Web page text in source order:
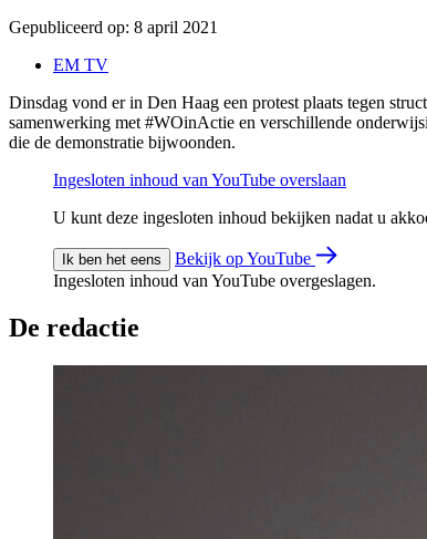
Gepubliceerd op: 8 april 2021
EM TV
Dinsdag vond er in Den Haag een protest plaats tegen
samenwerking met #WOinActie en verschillende
die de demonstratie bijwoonden.
Ingesloten inhoud van YouTube overslaan
U kunt deze ingesloten inhoud bekijken nadat u
Ik ben het eens
Bekijk op YouTube
Ingesloten inhoud van YouTube overgeslagen.
De redactie